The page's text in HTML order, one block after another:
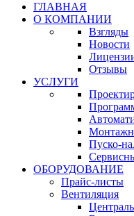
ГЛАВНАЯ
О КОМПАНИИ
Взгляды
Новости
Отзывы
УСЛУГИ
Пуско-
ОБОРУДОВАНИЕ
Прайс-листы
Вентиляция